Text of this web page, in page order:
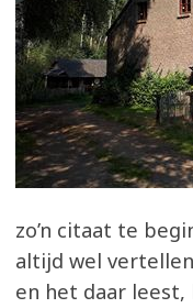
zo’n citaat te
altijd wel
en het daar